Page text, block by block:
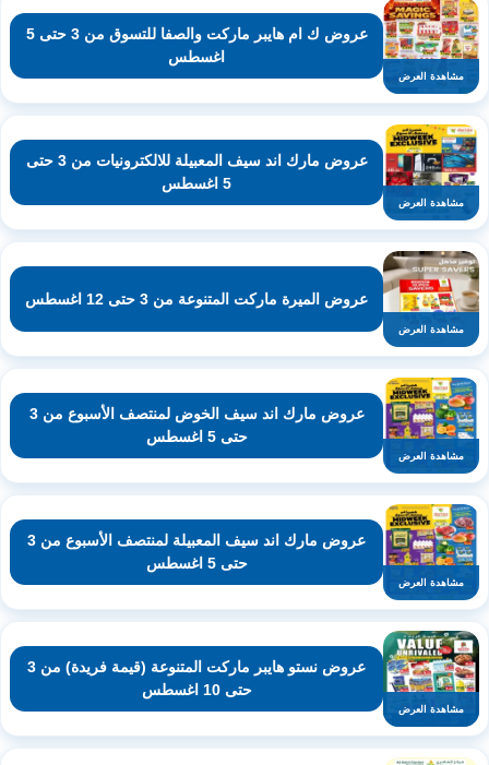
مشاهدة العرض
عروض ك ام هايبر ماركت والصفا للتسوق من 3 حتى 5
اغسطس
مشاهدة العرض
عروض مارك اند سيف المعبيلة للالكترونيات من 3 حتى
5 اغسطس
مشاهدة العرض
عروض الميرة ماركت المتنوعة من 3 حتى 12 اغسطس
مشاهدة العرض
عروض مارك اند سيف الخوض لمنتصف الأسبوع من 3
حتى 5 اغسطس
مشاهدة العرض
عروض مارك اند سيف المعبيلة لمنتصف الأسبوع من 3
حتى 5 اغسطس
مشاهدة العرض
عروض نستو هايبر ماركت المتنوعة (قيمة فريدة) من 3
حتى 10 اغسطس